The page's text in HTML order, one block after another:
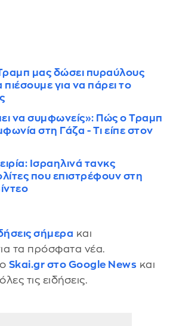
μας δώσει πυραύλους
για να πάρει το
να συμφωνείς»: Πώς ο Τραμπ
στη Γάζα - Τι είπε στον
Ισραηλινά τανκς
που επιστρέφουν στη
σήμερα και
τα πρόσφατα νέα.
Skai.gr στο Google News και
τις ειδήσεις.